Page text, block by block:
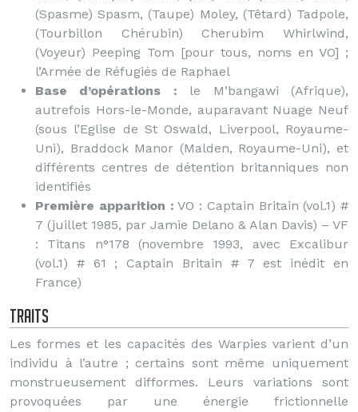
(Spasme) Spasm, (Taupe) Moley, (Têtard) Tadpole,
(Tourbillon Chérubin) Cherubim Whirlwind,
(Voyeur) Peeping Tom [pour tous, noms en VO] ;
l’Armée de Réfugiés de Raphael
Base d’opérations : le M’bangawi (Afrique),
autrefois Hors-le-Monde, auparavant Nuage Neuf
(sous l’Eglise de St Oswald, Liverpool, Royaume-
Uni), Braddock Manor (Malden, Royaume-Uni), et
différents centres de détention britanniques non
identifiés
Première apparition : VO : Captain Britain (vol.1) #
7 (juillet 1985, par Jamie Delano & Alan Davis) – VF
: Titans n°178 (novembre 1993, avec Excalibur
(vol.1) # 61 ; Captain Britain # 7 est inédit en
France)
Traits
Les formes et les capacités des Warpies varient d’un
individu à l’autre ; certains sont même uniquement
monstrueusement difformes. Leurs variations sont
provoquées par une énergie frictionnelle